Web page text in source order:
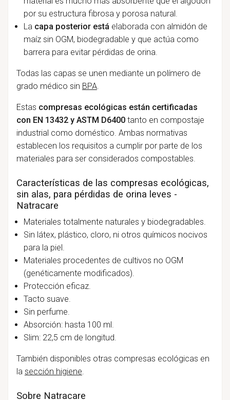
por su estructura fibrosa y porosa natural.
La capa posterior está elaborada con almidón de
maíz sin OGM, biodegradable y que actúa como
barrera para evitar pérdidas de orina.
Todas las capas se unen mediante un polímero de
grado médico sin BPA.
Estas compresas ecológicas están certificadas
con EN 13432 y ASTM D6400tanto en compostaje
industrial como doméstico. Ambas normativas
establecen los requisitos a cumplir por parte de los
materiales para ser considerados compostables.
Características de las compresas ecológicas,
sin alas, para pérdidas de orina leves -
Natracare
Materiales totalmente naturales y biodegradables.
Sin látex, plástico, cloro, ni otros químicos nocivos
para la piel.
Materiales procedentes de cultivos no OGM
(genéticamente modificados).
Protección eficaz.
Tacto suave.
Sin perfume.
Absorción: hasta 100 ml.
Slim: 22,5 cm de longitud.
También disponibles otras compresas ecológicas en
la sección higiene.
Sobre Natracare